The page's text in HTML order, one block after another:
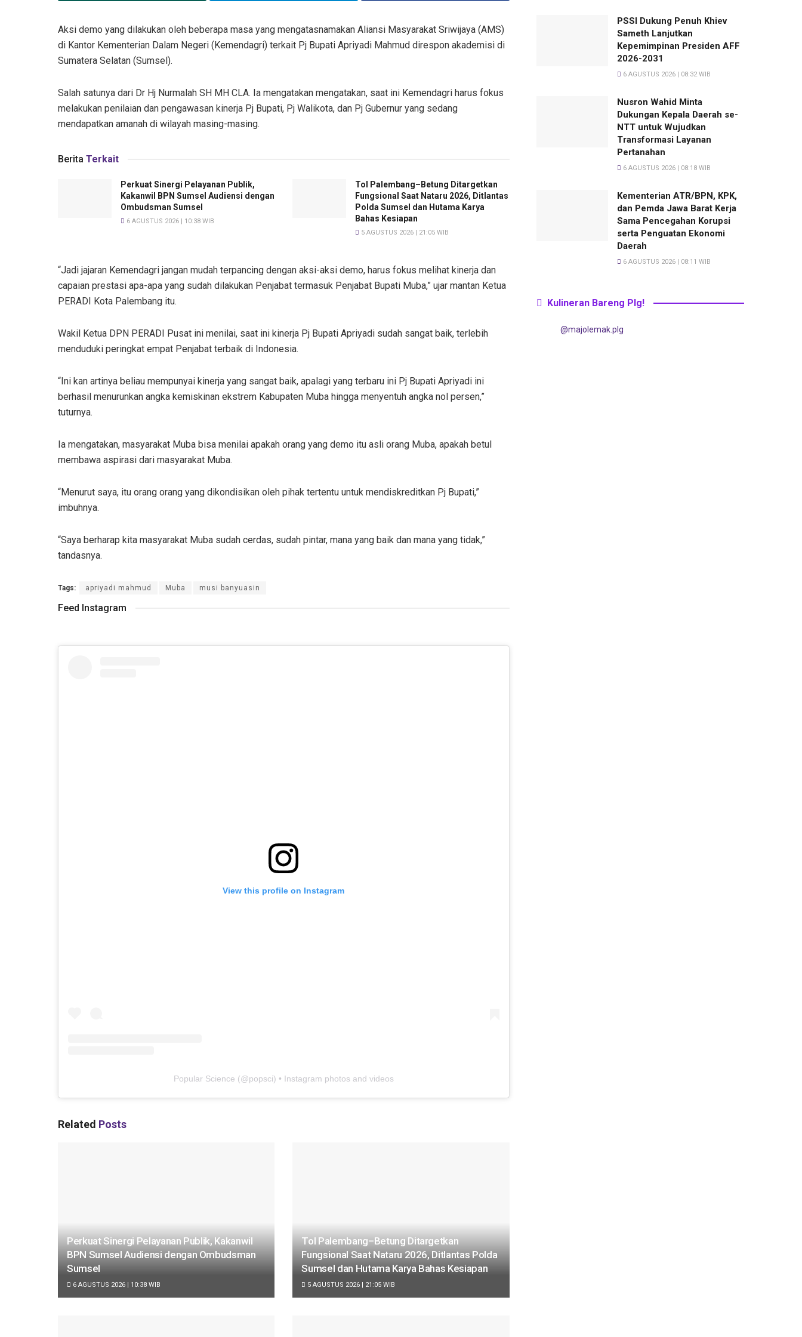
Aksi demo yang dilakukan oleh beberapa masa yang mengatasnamakan Aliansi Masyarakat Sriwijaya (AMS)
di Kantor Kementerian Dalam Negeri (Kemendagri) terkait Pj Bupati Apriyadi Mahmud direspon akademisi di
Sumatera Selatan (Sumsel).
Salah satunya dari Dr Hj Nurmalah SH MH CLA. Ia mengatakan mengatakan, saat ini Kemendagri harus fokus
melakukan penilaian dan pengawasan kinerja Pj Bupati, Pj Walikota, dan Pj Gubernur yang sedang
mendapatkan amanah di wilayah masing-masing.
Berita Terkait
Perkuat Sinergi Pelayanan Publik,
Kakanwil BPN Sumsel Audiensi dengan
Ombudsman Sumsel
6 AGUSTUS 2026 | 10:38 WIB
Tol Palembang–Betung Ditargetkan
Fungsional Saat Nataru 2026, Ditlantas
Polda Sumsel dan Hutama Karya
Bahas Kesiapan
5 AGUSTUS 2026 | 21:05 WIB
“Jadi jajaran Kemendagri jangan mudah terpancing dengan aksi-aksi demo, harus fokus melihat kinerja dan
capaian prestasi apa-apa yang sudah dilakukan Penjabat termasuk Penjabat Bupati Muba,” ujar mantan Ketua
PERADI Kota Palembang itu.
Wakil Ketua DPN PERADI Pusat ini menilai, saat ini kinerja Pj Bupati Apriyadi sudah sangat baik, terlebih
menduduki peringkat empat Penjabat terbaik di Indonesia.
“Ini kan artinya beliau mempunyai kinerja yang sangat baik, apalagi yang terbaru ini Pj Bupati Apriyadi ini
berhasil menurunkan angka kemiskinan ekstrem Kabupaten Muba hingga menyentuh angka nol persen,”
tuturnya.
Ia mengatakan, masyarakat Muba bisa menilai apakah orang yang demo itu asli orang Muba, apakah betul
membawa aspirasi dari masyarakat Muba.
“Menurut saya, itu orang orang yang dikondisikan oleh pihak tertentu untuk mendiskreditkan Pj Bupati,”
imbuhnya.
“Saya berharap kita masyarakat Muba sudah cerdas, sudah pintar, mana yang baik dan mana yang tidak,”
tandasnya.
Tags: apriyadi mahmud Muba musi banyuasin
Feed Instagram
View this profile on Instagram
Popular Science (@popsci) • Instagram photos and videos
Related Posts
Perkuat Sinergi Pelayanan Publik, Kakanwil
BPN Sumsel Audiensi dengan Ombudsman
Sumsel
6 AGUSTUS 2026 | 10:38 WIB
Tol Palembang–Betung Ditargetkan
Fungsional Saat Nataru 2026, Ditlantas Polda
Sumsel dan Hutama Karya Bahas Kesiapan
5 AGUSTUS 2026 | 21:05 WIB
PSSI Dukung Penuh Khiev
Sameth Lanjutkan
Kepemimpinan Presiden AFF
2026-2031
6 AGUSTUS 2026 | 08:32 WIB
Nusron Wahid Minta
Dukungan Kepala Daerah se-
NTT untuk Wujudkan
Transformasi Layanan
Pertanahan
6 AGUSTUS 2026 | 08:18 WIB
Kementerian ATR/BPN, KPK,
dan Pemda Jawa Barat Kerja
Sama Pencegahan Korupsi
serta Penguatan Ekonomi
Daerah
6 AGUSTUS 2026 | 08:11 WIB
Kulineran Bareng Plg!
@majolemak.plg